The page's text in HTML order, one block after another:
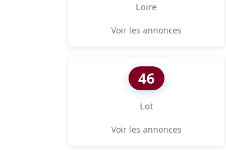
Loire
Voir les annonces
46
Lot
Voir les annonces